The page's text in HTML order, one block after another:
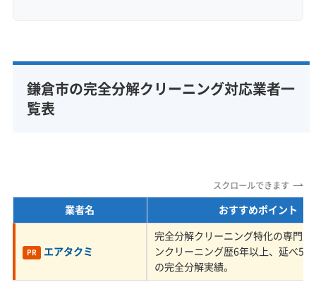
ケースがあります。
と比べてエアコンの設置方法が特殊な場合があ
ります。
特に、配管を壁の中に隠す「隠蔽配管」が多く、
鎌倉市の完全分解クリーニング対応業者一
覧表
スクロールできます
業者名 おすすめポイント
PR エアタクミ
完全分解クリーニング特化の専門
ンクリーニング歴6年以上、延べ
の完全分解実績。